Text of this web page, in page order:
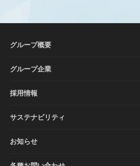
グループ概要
グループ企業
採用情報
サステナビリティ
お知らせ